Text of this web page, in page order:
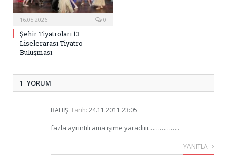
16.05.2026 0
Şehir Tiyatroları 13.
Liselerarası Tiyatro
Buluşması
1 YORUM
BAHIŞ Tarih: 24.11.2011 23:05
fazla ayrıntılı ama işime yaradıııı……………..
YANITLA